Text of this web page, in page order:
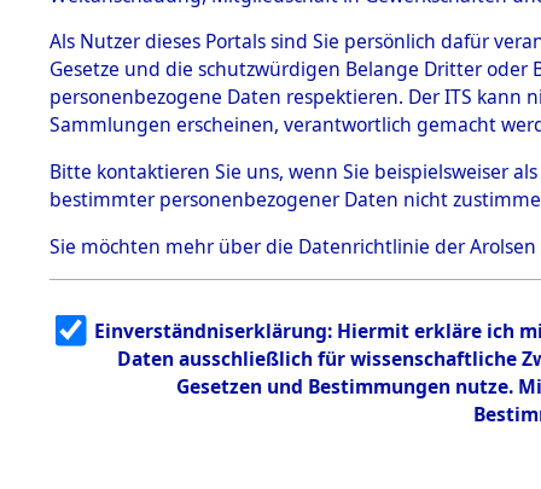
1.2.9 Beim ITS
Effekten
1.2.9.1
Effekten aus
dem KZ
Dachau
1.2.9.2
Effekten aus
dem KZ
Bayerisches
1.2.9.3
Effekten aus
dem KZ
Neuengamm
Als Nutzer dieses Portals sind Sie persönlich dafür
Gesetze und die schutzwürdigen Belange Dritter
personenbezogene Daten respektieren. Der ITS
Sammlungen erscheinen, verantwortlich gemacht
Bitte kontaktieren Sie uns, wenn Sie beispielsweiser
bestimmter personenbezogener Daten nicht
Sie möchten mehr über die Datenrichtlinie der Arolsen
Einverständniserklärung: Hiermit erkläre ich
Daten ausschließlich für wissenschaftliche
Gesetzen und Bestimmungen nutze.